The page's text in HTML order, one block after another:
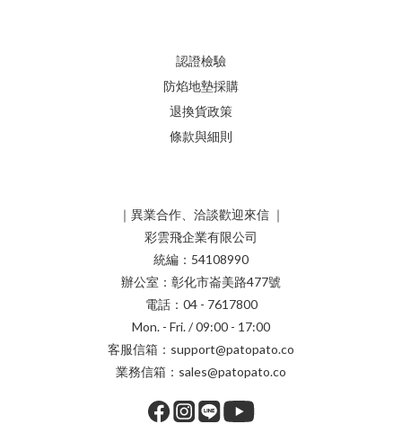
認證檢驗
防焰地墊採購
退換貨政策
條款與細則
｜異業合作、洽談歡迎來信 ｜
彩雲飛企業有限公司
統編：54108990
辦公室：彰化市崙美路477號
電話：04 - 7617800
Mon. - Fri. / 09:00 - 17:00
客服信箱：support@patopato.co
業務信箱：sales@patopato.co